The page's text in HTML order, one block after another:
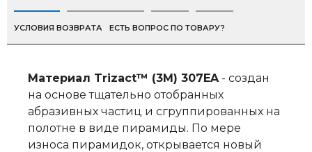
УСЛОВИЯ ВОЗВРАТА ЕСТЬ ВОПРОС ПО ТОВАРУ?
Материал Trizact™ (3M) 307EA- создан
на основе тщательно отобранных
абразивных частиц и сгруппированных на
полотне в виде пирамиды. По мере
износа пирамидок, открывается новый